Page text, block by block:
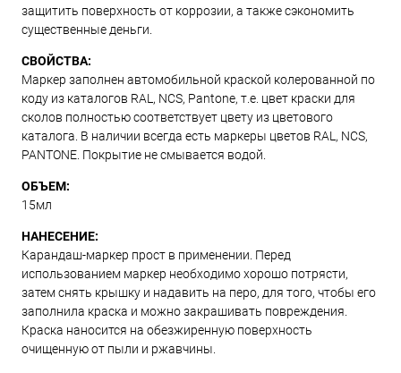
защитить поверхность от коррозии, а также сэкономить
существенные деньги.
СВОЙСТВА:
Маркер заполнен автомобильной краской колерованной по
коду из каталогов RAL, NCS, Pantone, т.е. цвет краски для
сколов полностью соответствует цвету из цветового
каталога. В наличии всегда есть маркеры цветов RAL, NCS,
PANTONE. Покрытие не смывается водой.
ОБЪЕМ:
15мл
НАНЕСЕНИЕ:
Карандаш-маркер прост в применении. Перед
использованием маркер необходимо хорошо потрясти,
затем снять крышку и надавить на перо, для того, чтобы его
заполнила краска и можно закрашивать повреждения.
Краска наносится на обезжиренную поверхность
очищенную от пыли и ржавчины.